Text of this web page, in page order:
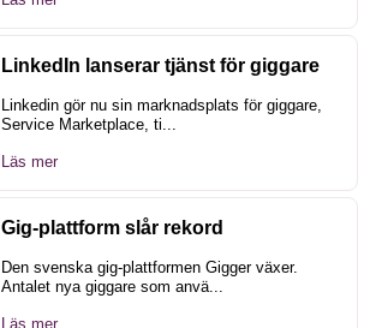
LinkedIn lanserar tjänst för giggare
Linkedin gör nu sin marknadsplats för giggare,
Service Marketplace, ti...
Läs mer
Gig-plattform slår rekord
Den svenska gig-plattformen Gigger växer.
Antalet nya giggare som anvä...
Läs mer